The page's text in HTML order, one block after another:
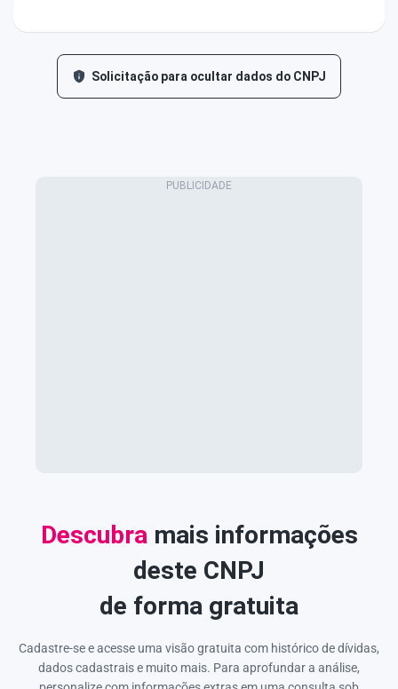
Solicitação para ocultar dados do CNPJ
Descubra mais informações
deste CNPJ
de forma gratuita
Cadastre-se e acesse uma visão gratuita com histórico de dívidas,
dados cadastrais e muito mais. Para aprofundar a análise,